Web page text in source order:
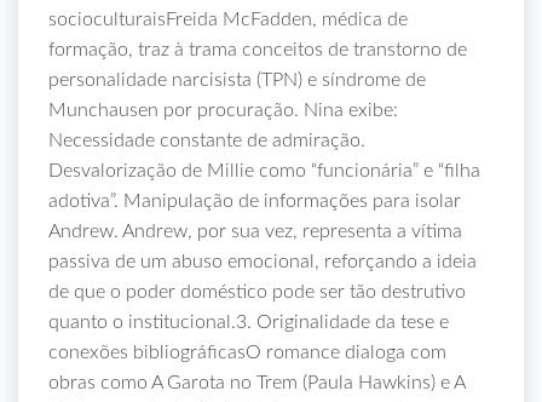
socioculturaisFreida McFadden, médica de
formação, traz à trama conceitos de transtorno de
personalidade narcisista (TPN) e síndrome de
Munchausen por procuração. Nina exibe:
Necessidade constante de admiração.
Desvalorização de Millie como “funcionária” e “filha
adotiva”. Manipulação de informações para isolar
Andrew. Andrew, por sua vez, representa a vítima
passiva de um abuso emocional, reforçando a ideia
de que o poder doméstico pode ser tão destrutivo
quanto o institucional.3. Originalidade da tese e
conexões bibliográficasO romance dialoga com
obras como A Garota no Trem (Paula Hawkins) e A